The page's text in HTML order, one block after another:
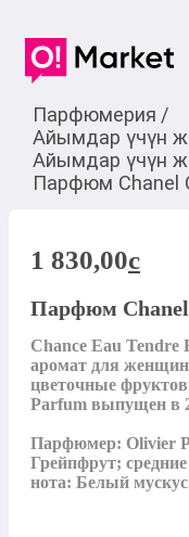
Парфюмерия /
Айымдар үчүн
Айымдар үчүн
Парфюм Chanel
1 830,00c
Парфюм Chanel
Chance Eau
аромат для
цветочные
Parfum выпущен в
Парфюмер: Olivier
Грейпфрут;
нота: Белый